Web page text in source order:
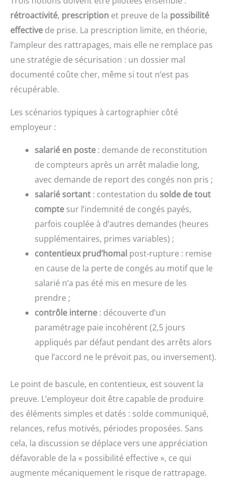
rétroactivité, prescription et preuve de la possibilité
effective de prise. La prescription limite, en théorie,
l’ampleur des rattrapages, mais elle ne remplace pas
une stratégie de sécurisation : un dossier mal
documenté coûte cher, même si tout n’est pas
récupérable.
Les scénarios typiques à cartographier côté
employeur :
salarié en poste : demande de reconstitution
de compteurs après un arrêt maladie long,
avec demande de report des congés non pris ;
salarié sortant : contestation du solde de tout
compte sur l’indemnité de congés payés,
parfois couplée à d’autres demandes (heures
supplémentaires, primes variables) ;
contentieux prud’homal post-rupture : remise
en cause de la perte de congés au motif que le
salarié n’a pas été mis en mesure de les
prendre ;
contrôle interne : découverte d’un
paramétrage paie incohérent (2,5 jours
appliqués par défaut pendant des arrêts alors
que l’accord ne le prévoit pas, ou inversement).
Le point de bascule, en contentieux, est souvent la
preuve. L’employeur doit être capable de produire
des éléments simples et datés : solde communiqué,
relances, refus motivés, périodes proposées. Sans
cela, la discussion se déplace vers une appréciation
défavorable de la « possibilité effective », ce qui
augmente mécaniquement le risque de rattrapage.